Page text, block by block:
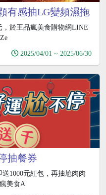
有感抽LG變頻濕拖
，於王品瘋美食購物網LINE
2025/04/01 ~ 2025/06/30
抽餐券
1000元紅包，再抽尬肉肉
美食A